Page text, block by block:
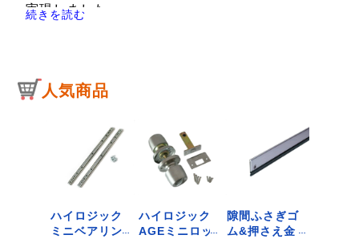
実現しました。
●適応下穴径：8.0～14.0mm。
●ブラシ長：80mm。
●線径：0.45mm。
●軸：六角軸6.35mm。
●最高使用回転数：1000min-1。
●研磨剤：320番。
用途以外にはご使用
続きを読む
人気商品
ハイロジック
ミニベアリン
ハイロジック
AGEミニロッ
隙間ふさぎゴ
ム&押さえ金